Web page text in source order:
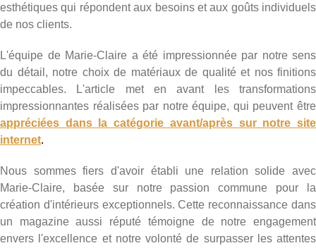
esthétiques qui répondent aux besoins et aux goûts individuels
de nos clients.
L'équipe de Marie-Claire a été impressionnée par notre sens
du détail, notre choix de matériaux de qualité et nos finitions
impeccables. L'article met en avant les transformations
impressionnantes réalisées par notre équipe, qui peuvent être
appréciées dans la catégorie avant/après sur notre site
internet.
Nous sommes fiers d'avoir établi une relation solide avec
Marie-Claire, basée sur notre passion commune pour la
création d'intérieurs exceptionnels. Cette reconnaissance dans
un magazine aussi réputé témoigne de notre engagement
envers l'excellence et notre volonté de surpasser les attentes